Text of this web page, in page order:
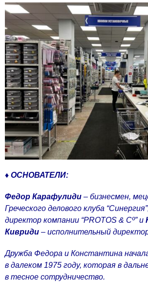
♦ ОСНОВАТЕЛИ:
Федор Карафулиди – бизнесмен,
Греческого делового клуба
директор компании “PROTOS & Cº” и
Кивриди – исполнительный
Дружба Федора и Константина
в далеком 1975 году, которая в
в тесное сотрудничество.